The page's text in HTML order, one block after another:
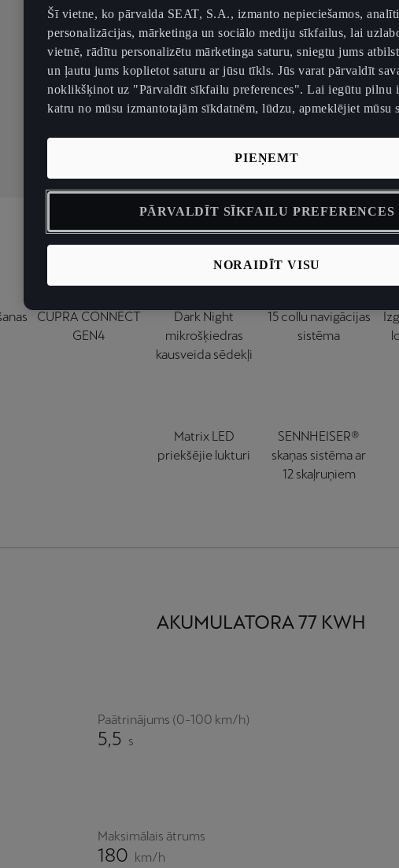
340 ZS*
Būtiskākie akcenti
CUPRA CONNECT
GEN4
Dark Night
mikrošķiedras
kausveida sēdekļi
15 collu navigācijas
sistēma
Matrix LED
priekšējie lukturi
SENNHEISER®
skaņas sistēma ar
12 skaļruņiem
AKUMULATORA 77 KWH
Paātrinājums (0-100 km/h)
5,5 s
Maksimālais ātrums
180 km/h
Šī vietne, ko pārvalda SEAT, S.A., izmanto nepieciešamos,
personalizācijas, mārketinga un sociālo mediju sīkfailus, lai
vietnē, rādītu personalizētu mārketinga saturu, sniegtu jums
un ļautu jums koplietot saturu ar jūsu tīkls. Jūs varat pārvaldīt
noklikšķinot uz "Pārvaldīt sīkfailu preferences". Lai iegūtu pilnu
katru no mūsu izmantotajām sīkdatnēm, lūdzu, apmeklējiet
NORAIDĪT VISU
PIEŅEMT
PĀRVALDĪT SĪKFAILU PREFERENCES